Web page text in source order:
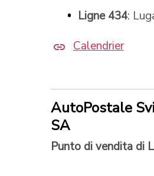
Ligne 434:
Calendrier
AutoPostale
SA
Punto di vendita di